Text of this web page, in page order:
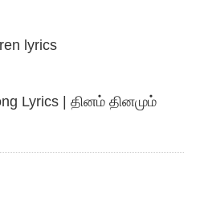
lyrics
Lyrics | தினம் தினமும்